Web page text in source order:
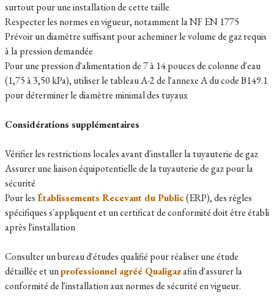
surtout pour une installation de cette taille
Respecter les normes en vigueur, notamment la NF EN 1775
Prévoir un diamètre suffisant pour acheminer le volume de gaz requis
à la pression demandée
Pour une pression d'alimentation de 7 à 14 pouces de colonne d'eau
(1,75 à 3,50 kPa), utiliser le tableau A-2 de l'annexe A du code B149.1
pour déterminer le diamètre minimal des tuyaux
Considérations supplémentaires
Vérifier les restrictions locales avant d'installer la tuyauterie de gaz
Assurer une liaison équipotentielle de la tuyauterie de gaz pour la
sécurité
Pour lesÉtablissements Recevant du Public(ERP), des règles
spécifiques s'appliquent et un certificat de conformité doit être établi
après l'installation
Consulter un bureau d'études qualifié pour réaliser une étude
détaillée et unprofessionnel agréé Qualigazafin d'assurer la
conformité de l'installation aux normes de sécurité en vigueur.